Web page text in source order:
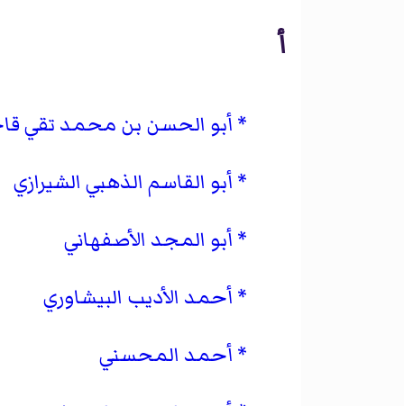
أ
أبو الحسن بن محمد تقي
أبو القاسم الذهبي الشيرازي
أبو المجد الأصفهاني
أحمد الأديب البيشاوري
أحمد المحسني